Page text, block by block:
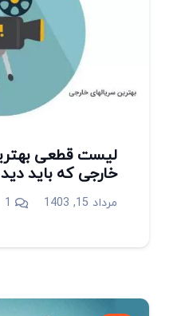
لیست قطعی
خارجی که باید دید (2010 تا
مرداد 15, 1403 1